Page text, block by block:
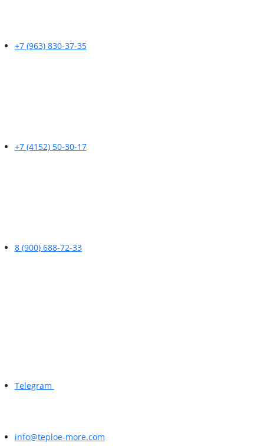
+7 (963) 830-37-35
+7 (4152) 50-30-17
8 (900) 688-72-33
Telegram
info@teploe-more.com